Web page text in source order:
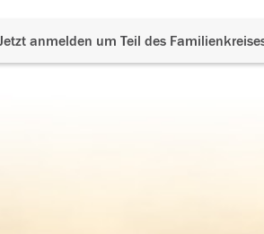
anmelden um Teil des